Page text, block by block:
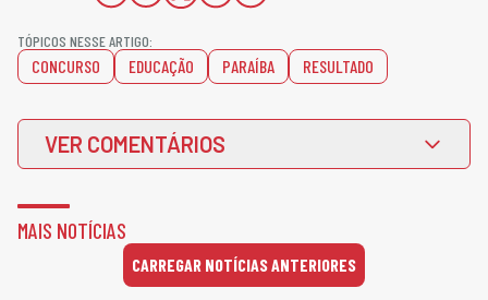
TÓPICOS NESSE ARTIGO:
CONCURSO EDUCAÇÃO PARAÍBA RESULTADO
VER COMENTÁRIOS
MAIS NOTÍCIAS
CARREGAR NOTÍCIAS ANTERIORES